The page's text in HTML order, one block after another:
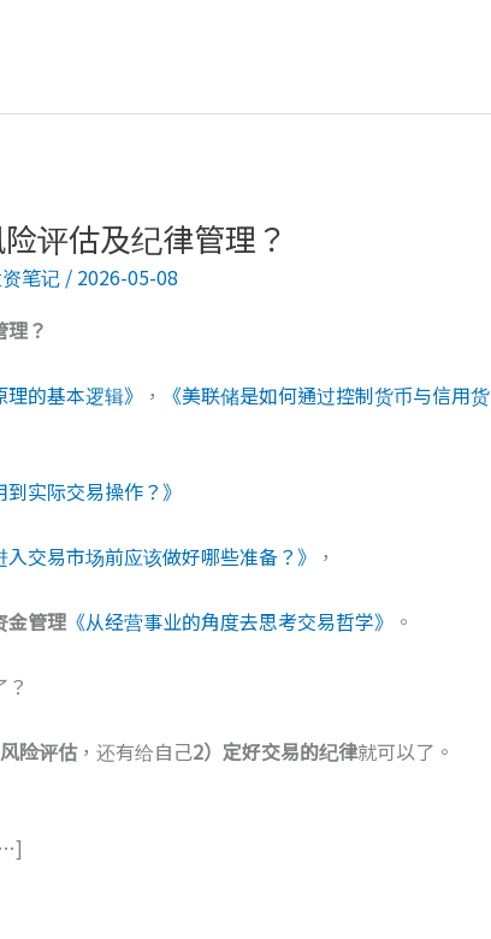
评估及纪律管理？
笔记/ 2026-05-08
理？
的基本逻辑》 ，
《美联储是如何通过控制货币与信用货
实际交易操作？》
交易市场前应该做好哪些准备？》 ，
金管理《从经营事业的角度去思考交易哲学》 。
险评估，还有给自己2）定好交易的纪律就可以了。